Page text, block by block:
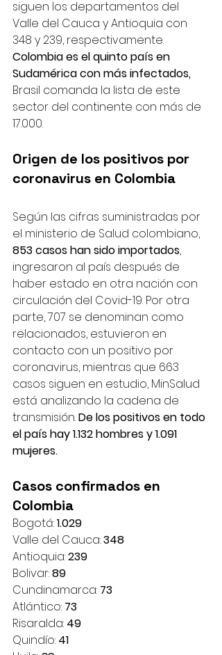
siguen los departamentos del
Valle del Cauca y Antioquia con
348 y 239, respectivamente.
Colombia es el quinto país en
Sudamérica con más infectados,
Brasil comanda la lista de este
sector del continente con más de
17.000.
Origen de los positivos por
coronavirus en Colombia
Según las cifras suministradas por
el ministerio de Salud colombiano,
853 casos han sido importados,
ingresaron al país después de
haber estado en otra nación con
circulación del Covid-19. Por otra
parte, 707 se denominan como
relacionados, estuvieron en
contacto con un positivo por
coronavirus, mientras que 663
casos siguen en estudio, MinSalud
está analizando la cadena de
transmisión. De los positivos en todo
el país hay 1.132 hombres y 1.091
mujeres.
Casos confirmados en
Colombia
Bogotá: 1.029
Valle del Cauca: 348
Antioquia: 239
Bolivar: 89
Cundinamarca: 73
Atlántico: 73
Risaralda: 49
Quindío: 41